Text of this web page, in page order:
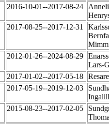
2016-10-01--2017-08-24
2017-08-25--2017-12-31
2012-01-26--2024-08-29
Lars-
2017-01-02--2017-05-18
2017-05-19--2019-12-03
2015-08-23--2017-02-05